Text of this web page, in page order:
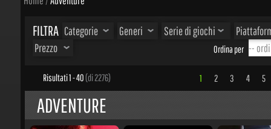
FILTRA Categorie Generi Serie di giochi
Prezzo Ordina per
Risultati 1 - 40(di 2276)
ADVENTURE